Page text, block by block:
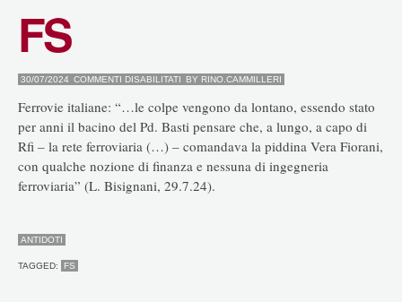
FS
30/07/2024 COMMENTI DISABILITATI SU
BY RINO.CAMMILLERI
Ferrovie italiane: “…le colpe vengono da lontano, essendo stato
per anni il bacino del Pd. Basti pensare che, a lungo, a capo di
Rfi – la rete ferroviaria (…) – comandava la piddina Vera Fiorani,
con qualche nozione di finanza e nessuna di ingegneria
ferroviaria” (L. Bisignani, 29.7.24).
ANTIDOTI
TAGGED: FS